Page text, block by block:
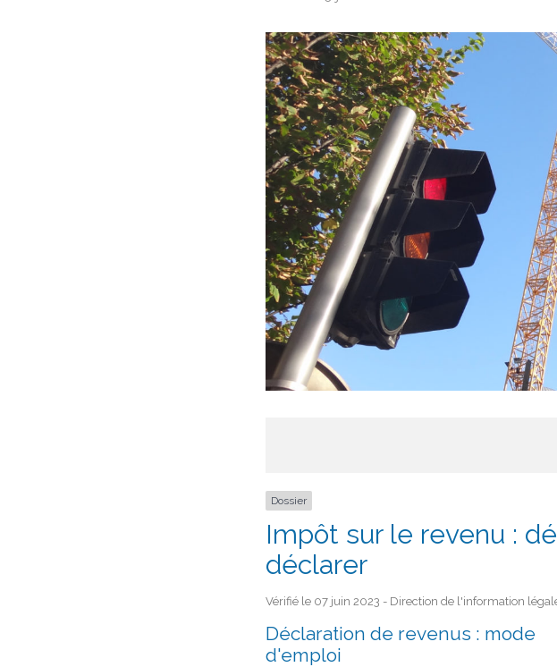
Dossier
Impôt sur le revenu :
déclarer
Vérifié le 07 juin 2023 - Direction de l'information
Déclaration de revenus : mode
d'emploi